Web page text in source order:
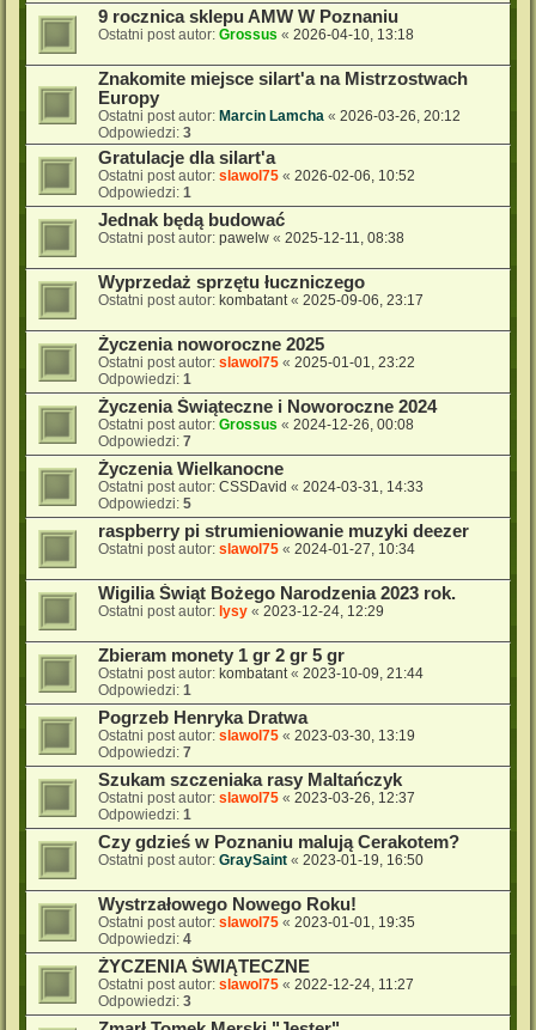
9 rocznica sklepu AMW W Poznaniu
Ostatni post autor: Grossus « 2026-04-10, 13:18
Znakomite miejsce silart'a na Mistrzostwach
Europy
Ostatni post autor: Marcin Lamcha « 2026-03-26, 20:12
Odpowiedzi: 3
Gratulacje dla silart'a
Ostatni post autor: slawol75 « 2026-02-06, 10:52
Odpowiedzi: 1
Jednak będą budować
Ostatni post autor: pawelw « 2025-12-11, 08:38
Wyprzedaż sprzętu łuczniczego
Ostatni post autor: kombatant« 2025-09-06, 23:17
Życzenia noworoczne 2025
Ostatni post autor: slawol75 « 2025-01-01, 23:22
Odpowiedzi: 1
Życzenia Świąteczne i Noworoczne 2024
Ostatni post autor: Grossus « 2024-12-26, 00:08
Odpowiedzi: 7
Życzenia Wielkanocne
Ostatni post autor: CSSDavid « 2024-03-31, 14:33
Odpowiedzi: 5
raspberry pi strumieniowanie muzyki deezer
Ostatni post autor: slawol75 « 2024-01-27, 10:34
Wigilia Świąt Bożego Narodzenia 2023 rok.
Ostatni post autor: lysy « 2023-12-24, 12:29
Zbieram monety 1 gr 2 gr 5 gr
Ostatni post autor: kombatant« 2023-10-09, 21:44
Odpowiedzi: 1
Pogrzeb Henryka Dratwa
Ostatni post autor: slawol75 « 2023-03-30, 13:19
Odpowiedzi: 7
Szukam szczeniaka rasy Maltańczyk
Ostatni post autor: slawol75 « 2023-03-26, 12:37
Odpowiedzi: 1
Czy gdzieś w Poznaniu malują Cerakotem?
Ostatni post autor: GraySaint « 2023-01-19, 16:50
Wystrzałowego Nowego Roku!
Ostatni post autor: slawol75 « 2023-01-01, 19:35
Odpowiedzi: 4
ŻYCZENIA ŚWIĄTECZNE
Ostatni post autor: slawol75 « 2022-12-24, 11:27
Odpowiedzi: 3